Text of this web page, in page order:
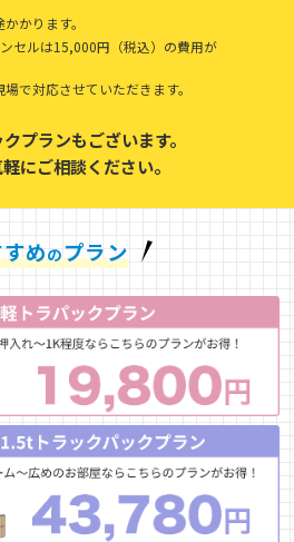
かります。
セルは15,000円（税込）の費用が
で対応させていただきます。
プランもございます。
にご相談ください。
めのプラン